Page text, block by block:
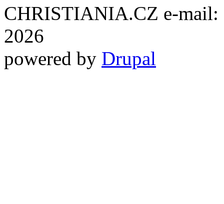
CHRISTIANIA.CZ e-mail:
2026
powered by Drupal